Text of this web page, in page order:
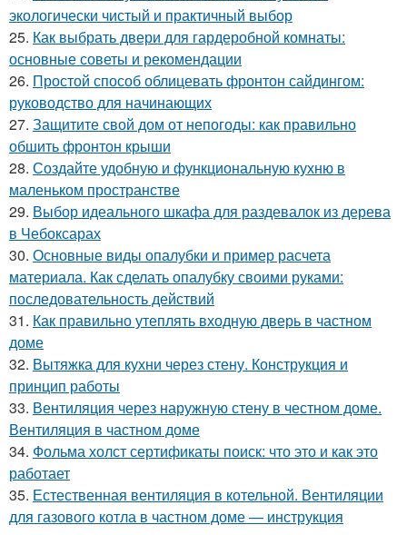
экологически чистый и практичный выбор
25. Как выбрать двери для гардеробной комнаты:
основные советы и рекомендации
26. Простой способ облицевать фронтон сайдингом:
руководство для начинающих
27. Защитите свой дом от непогоды: как правильно
обшить фронтон крыши
28. Создайте удобную и функциональную кухню в
маленьком пространстве
29. Выбор идеального шкафа для раздевалок из дерева
в Чебоксарах
30. Основные виды опалубки и пример расчета
материала. Как сделать опалубку своими руками:
последовательность действий
31. Как правильно утеплять входную дверь в частном
доме
32. Вытяжка для кухни через стену. Конструкция и
принцип работы
33. Вентиляция через наружную стену в честном доме.
Вентиляция в частном доме
34. Фольма холст сертификаты поиск: что это и как это
работает
35. Естественная вентиляция в котельной. Вентиляции
для газового котла в частном доме — инструкция